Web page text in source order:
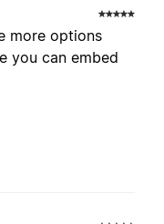
more options
you can embed